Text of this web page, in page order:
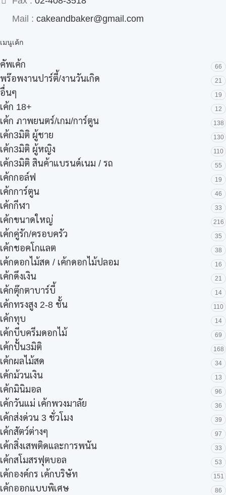
Mail : cakeandbaker@gmail.com
เมนูเค้ก
คัพเค้ก 66
พร๊อพงานปาร์ตี้/งานวันเกิด 21
อื่นๆ 19
เค้ก 18+ 12
เค้ก ภาพยนตร์/เกม/การ์ตูน 138
เค้ก3มิติ ผู้ชาย 130
เค้ก3มิติ ผู้หญิง 110
เค้ก3มิติ สินค้าแบรนด์เนม / รถ 55
เค้กกอล์ฟ 19
เค้กการ์ตูน 46
เค้กกีฬา 33
เค้กขนาดใหญ่ 216
เค้กคู่รัก/ครอบครัว 35
เค้กชอคโกแลต 38
เค้กดอกไม้สด / เค้กดอกไม้ปลอม 16
เค้กดึงเงิน 21
เค้กตุ๊กตาบาร์บี้ 14
เค้กทรงสูง 2-8 ชั้น 110
เค้กทุบ 14
เค้กบีบครีมดอกไม้ 69
เค้กปั้น3มิติ 168
เค้กผลไม้สด 34
เค้กม้วนเงิน 13
เค้กมินิมอล 96
เค้กวันแม่ เค้กพวงมาลัย 36
เค้กส่งด่วน 3 ชั่วโมง 39
เค้กสัตว์ต่างๆ 97
เค้กสิ่งเสพติดและการพนัน 33
เค้กสโมสรฟุตบอล 53
เค้กองค์กร เค้กบริษัท 151
เค้กออกแบบพิเศษ 86